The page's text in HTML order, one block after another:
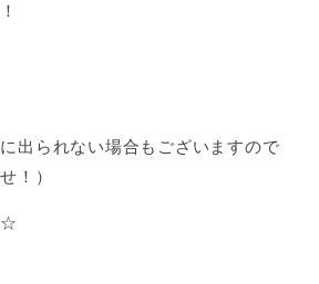
に出られない場合もございますので
！）
☆